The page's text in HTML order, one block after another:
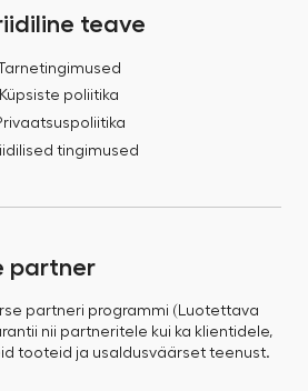
teave
Küpsiste poliitika
tingimused
partner
partneri programmi (Luotettava
nii partneritele kui ka klientidele,
tooteid ja usaldusväärset teenust.